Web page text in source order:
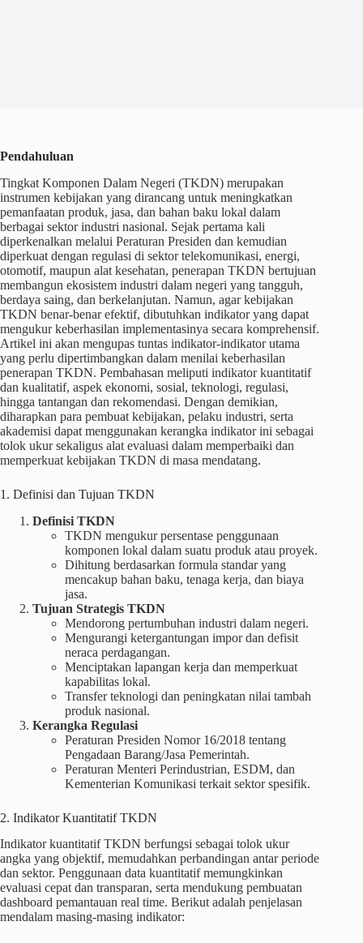
Pendahuluan
Tingkat Komponen Dalam Negeri (TKDN) merupakan
instrumen kebijakan yang dirancang untuk meningkatkan
pemanfaatan produk, jasa, dan bahan baku lokal dalam
berbagai sektor industri nasional. Sejak pertama kali
diperkenalkan melalui Peraturan Presiden dan kemudian
diperkuat dengan regulasi di sektor telekomunikasi, energi,
otomotif, maupun alat kesehatan, penerapan TKDN bertujuan
membangun ekosistem industri dalam negeri yang tangguh,
berdaya saing, dan berkelanjutan. Namun, agar kebijakan
TKDN benar-benar efektif, dibutuhkan indikator yang dapat
mengukur keberhasilan implementasinya secara komprehensif.
Artikel ini akan mengupas tuntas indikator-indikator utama
yang perlu dipertimbangkan dalam menilai keberhasilan
penerapan TKDN. Pembahasan meliputi indikator kuantitatif
dan kualitatif, aspek ekonomi, sosial, teknologi, regulasi,
hingga tantangan dan rekomendasi. Dengan demikian,
diharapkan para pembuat kebijakan, pelaku industri, serta
akademisi dapat menggunakan kerangka indikator ini sebagai
tolok ukur sekaligus alat evaluasi dalam memperbaiki dan
memperkuat kebijakan TKDN di masa mendatang.
1. Definisi dan Tujuan TKDN
Definisi TKDN
TKDN mengukur persentase penggunaan
komponen lokal dalam suatu produk atau proyek.
Dihitung berdasarkan formula standar yang
mencakup bahan baku, tenaga kerja, dan biaya
jasa.
Tujuan Strategis TKDN
Mendorong pertumbuhan industri dalam negeri.
Mengurangi ketergantungan impor dan defisit
neraca perdagangan.
Menciptakan lapangan kerja dan memperkuat
kapabilitas lokal.
Transfer teknologi dan peningkatan nilai tambah
produk nasional.
Kerangka Regulasi
Peraturan Presiden Nomor 16/2018 tentang
Pengadaan Barang/Jasa Pemerintah.
Peraturan Menteri Perindustrian, ESDM, dan
Kementerian Komunikasi terkait sektor spesifik.
2. Indikator Kuantitatif TKDN
Indikator kuantitatif TKDN berfungsi sebagai tolok ukur
angka yang objektif, memudahkan perbandingan antar periode
dan sektor. Penggunaan data kuantitatif memungkinkan
evaluasi cepat dan transparan, serta mendukung pembuatan
dashboard pemantauan real time. Berikut adalah penjelasan
mendalam masing‑masing indikator: